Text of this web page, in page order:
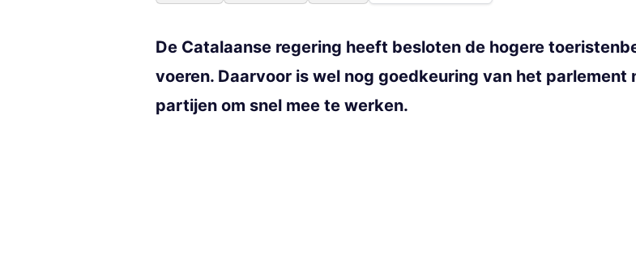
De Catalaanse regering heeft besloten de hogere
voeren. Daarvoor is wel nog goedkeuring van het
partijen om snel mee te werken.